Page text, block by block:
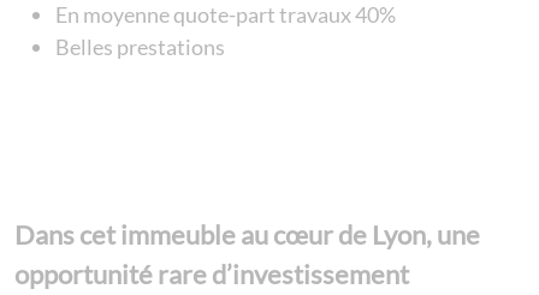
En moyenne quote-part travaux 40%
Belles prestations
Dans cet immeuble au cœur de Lyon, une
opportunité rare d’investissement